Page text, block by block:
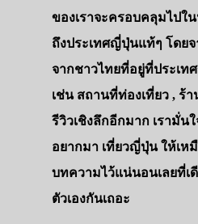
ของเราจะครอบคลุมไปใ
ถึงประเทศญี่ปุ่นแท้ๆ โดย
จากชาวไทยที่อยู่ที่ประเ
เช่น สถานที่ท่องเที่ยว , ร้
รีวิวเชิงลึกอีกมาก เรามั่น
อยากมา เที่ยวญี่ปุ่น ให้เห
บทความไว้แน่นอนเลยที่เ
ตัวเองกันเถอะ